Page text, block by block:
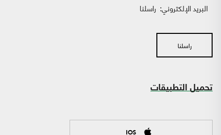
البريد الإلكتروني: راسلنا
راسلنا
تحميل التطبيقات
IOS